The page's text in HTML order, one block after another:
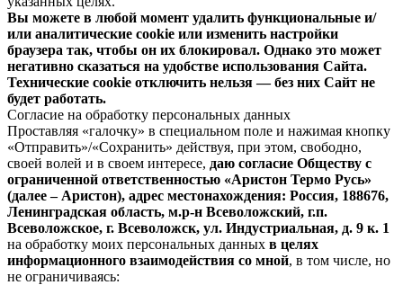
Вы можете в любой момент удалить функциональные и/
или аналитические cookie или изменить настройки
браузера так, чтобы он их блокировал. Однако это может
негативно сказаться на удобстве использования Сайта.
Технические cookie отключить нельзя — без них Сайт не
будет работать.
Согласие на обработку персональных данных
Проставляя «галочку» в специальном поле и нажимая кнопку
«Отправить»/«Сохранить» действуя, при этом, свободно,
своей волей и в своем интересе, даю согласие Обществу с
ограниченной ответственностью «Аристон Термо Русь»
(далее – Аристон), адрес местонахождения: Россия, 188676,
Ленинградская область, м.р-н Всеволожский, г.п.
Всеволожское, г. Всеволожск, ул. Индустриальная, д. 9 к. 1
на обработку моих персональных данных в целях
информационного взаимодействия со мной, в том числе, но
не ограничиваясь: